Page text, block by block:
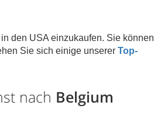
den USA einzukaufen. Sie können
Sie sich einige unserer Top-
nach Belgium